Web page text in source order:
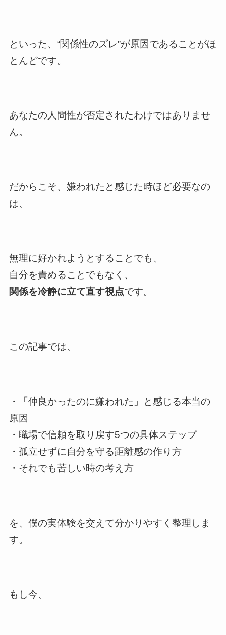
といった、“関係性のズレ”が原因であることがほ
とんどです。
あなたの人間性が否定されたわけではありませ
ん。
だからこそ、嫌われたと感じた時ほど必要なの
は、
無理に好かれようとすることでも、
自分を責めることでもなく、
関係を冷静に立て直す視点です。
この記事では、
・「仲良かったのに嫌われた」と感じる本当の
原因
・職場で信頼を取り戻す5つの具体ステップ
・孤立せずに自分を守る距離感の作り方
・それでも苦しい時の考え方
を、僕の実体験を交えて分かりやすく整理しま
す。
もし今、